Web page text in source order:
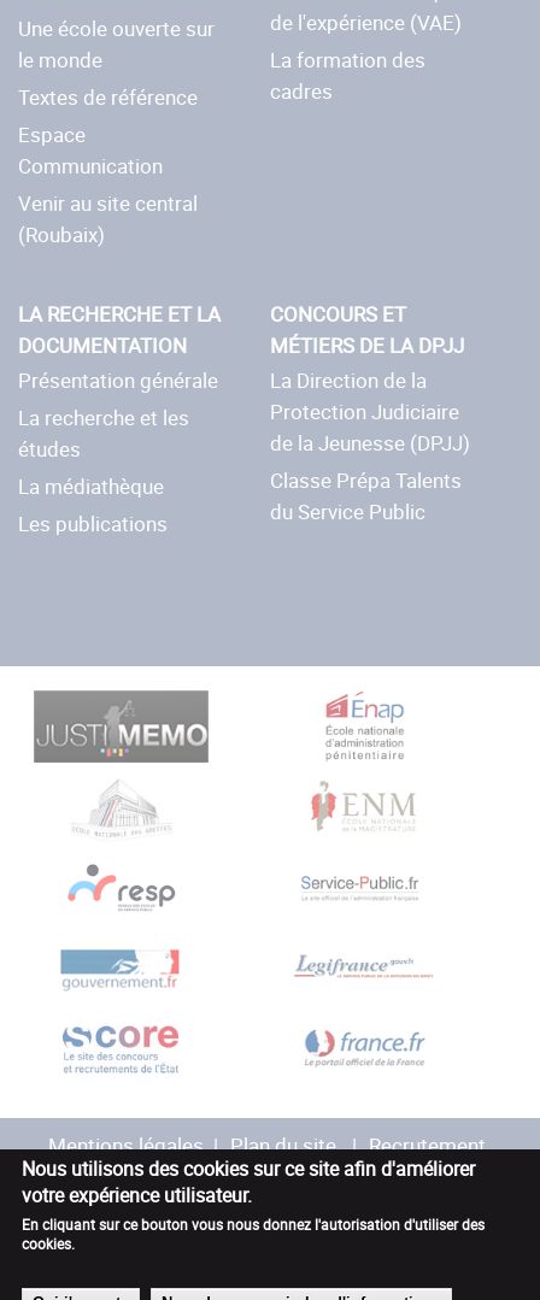
Nous utilisons des cookies sur ce site afin d'améliorer
votre expérience utilisateur.
En cliquant sur ce bouton vous nous donnez l'autorisation d'utiliser des
cookies.
Une école ouverte sur
le monde
Textes de référence
Espace
Communication
Venir au site central
(Roubaix)
de l'expérience (VAE)
La formation des
cadres
LA RECHERCHE ET LA
DOCUMENTATION
Présentation générale
La recherche et les
études
La médiathèque
Les publications
CONCOURS ET
MÉTIERS DE LA DPJJ
La Direction de la
Protection Judiciaire
de la Jeunesse (DPJJ)
Classe Prépa Talents
du Service Public
Mentions légales Plan du site
Recrutement
Marchés publics